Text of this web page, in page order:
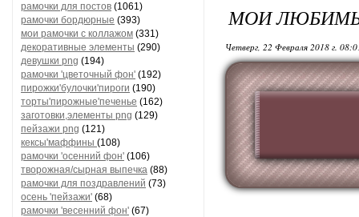
рамочки для постов (1061)
рамочки бордюрные (393)
мои рамочки с коллажом (331)
декоративные элементы (290)
девушки png (194)
рамочки 'цветочный фон' (192)
пирожки'булочки'пироги (190)
торты'пирожные'печенье (162)
заготовки,элементы png (129)
пейзажи png (121)
кексы'маффины (108)
рамочки 'осенний фон' (106)
творожная/сырная выпечка (88)
рамочки для поздравлений (73)
осень 'пейзажи' (68)
рамочки 'весенний фон' (67)
МОИ
Четверг, 22 Февраля 2018 г.